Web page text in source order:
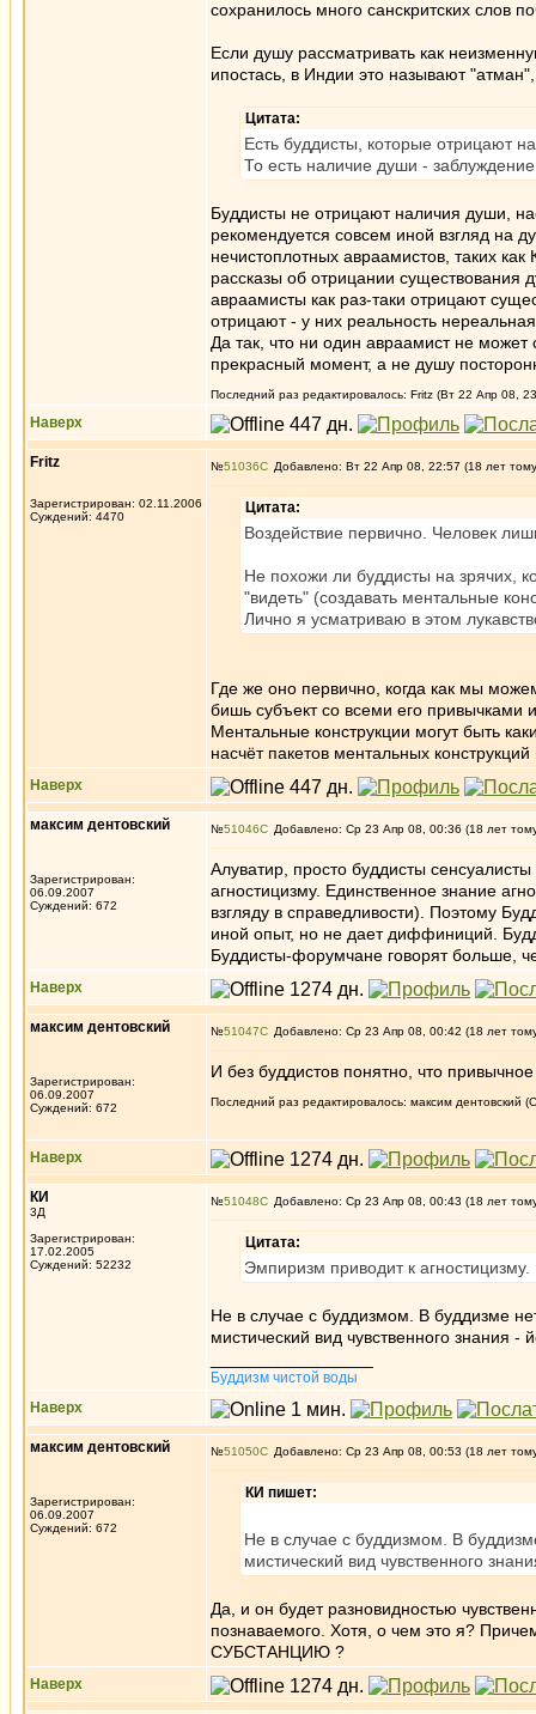
сохранилось много санскритских слов
Если душу рассматривать как
ипостась, в Индии это называют
Цитата:
Есть буддисты, которые отрицают
То есть наличие души -
Буддисты не отрицают наличия души,
рекомендуется совсем иной взгляд на
нечистоплотных авраамистов, таких
рассказы об отрицании
авраамисты как раз-таки отрицают
отрицают - у них реальность
Да так, что ни один авраамист не может
прекрасный момент, а не душу
Последний раз редактировалось: Fritz (Вт 22 Апр 08,
Наверх
Fritz
Зарегистрирован: 02.11.2006
Суждений: 4470
№51036 Добавлено: Вт 22 Апр 08, 22:57 (18 лет
Цитата:
Воздействие первично. Человек
Не похожи ли буддисты на зрячих,
"видеть" (создавать ментальные
Лично я усматриваю в этом
Где же оно первично, когда как мы
бишь субъект со всеми его привычками
Ментальные конструкции могут быть
насчёт пакетов ментальных
Наверх
максим дентовский
Зарегистрирован:
06.09.2007
Суждений: 672
№51046 Добавлено: Ср 23 Апр 08, 00:36 (18 лет
Алуватир, просто буддисты
агностицизму. Единственное знание
взгляду в справедливости). Поэтому
иной опыт, но не дает диффиниций.
Буддисты-форумчане говорят больше,
Наверх
максим дентовский
Зарегистрирован:
06.09.2007
Суждений: 672
№51047 Добавлено: Ср 23 Апр 08, 00:42 (18 лет
И без буддистов понятно, что
Последний раз редактировалось: максим дентовский
Наверх
КИ
3Д
Зарегистрирован:
17.02.2005
Суждений: 52232
№51048 Добавлено: Ср 23 Апр 08, 00:43 (18 лет
Цитата:
Эмпиризм приводит к агностицизму.
Не в случае с буддизмом. В буддизме
мистический вид чувственного знания
Буддизм чистой воды
Наверх
максим дентовский
Зарегистрирован:
06.09.2007
Суждений: 672
№51050 Добавлено: Ср 23 Апр 08, 00:53 (18 лет
КИ пишет:
Не в случае с буддизмом. В
мистический вид чувственного
Да, и он будет разновидностью
познаваемого. Хотя, о чем это я?
СУБСТАНЦИЮ ?
Наверх